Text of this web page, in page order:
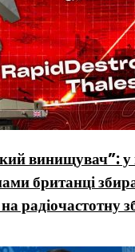
винищувач”: у
британці
радіочастотну